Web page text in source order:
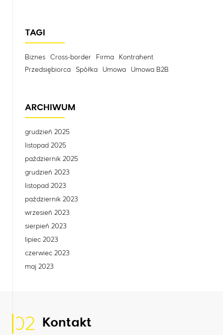
TAGI
Biznes Cross-border Firma
Kontrahent
Przedsiębiorca
Spółka Umowa Umowa B2B
ARCHIWUM
grudzień 2025
listopad 2025
październik 2025
grudzień 2023
listopad 2023
październik 2023
wrzesień 2023
sierpień 2023
lipiec 2023
czerwiec 2023
maj 2023
02 Kontakt